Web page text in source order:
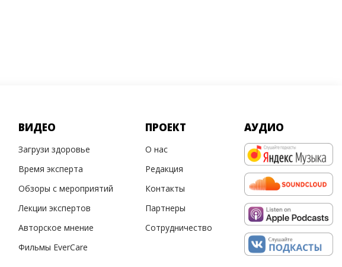
ВИДЕО
Загрузи здоровье
Время эксперта
Обзоры с мероприятий
Лекции экспертов
Авторское мнение
Фильмы EverCare
ПРОЕКТ
О нас
Редакция
Контакты
Партнеры
Сотрудничество
АУДИО